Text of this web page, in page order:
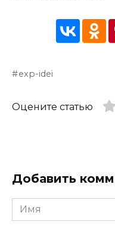
exp-idei
Оцените статью
Добавить
Имя
*